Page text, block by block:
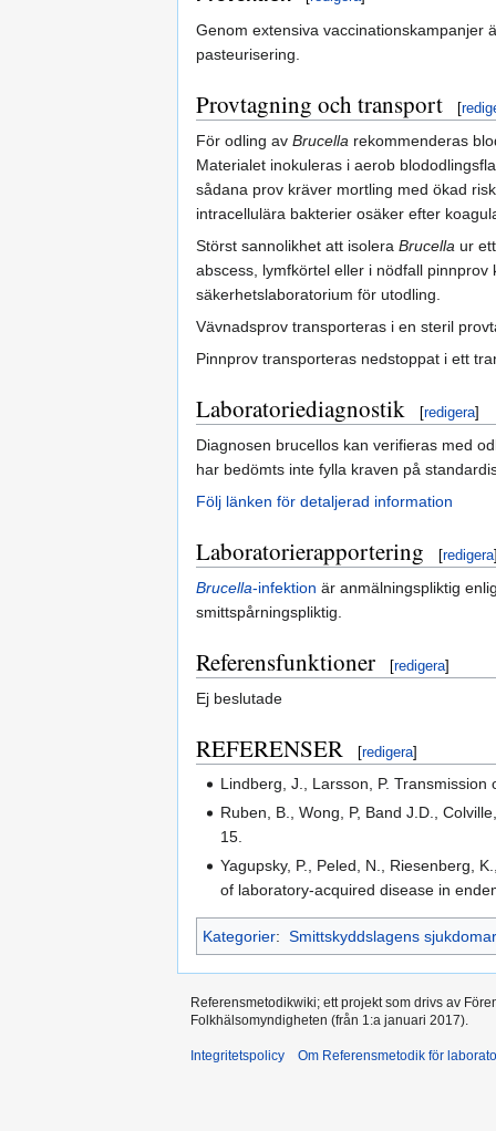
Genom extensiva
pasteurisering.
Provtagning och transport [
För odling av Brucella rekommenderas
Materialet inokuleras i aerob
sådana prov kräver mortling med ökad
intracellulära bakterier osäker efter
Störst sannolikhet att isolera Brucella ur
abscess, lymfkörtel eller i nödfall
säkerhetslaboratorium för utodling.
Vävnadsprov transporteras i en steril
Pinnprov transporteras nedstoppat i ett
Laboratoriediagnostik [redigera]
Diagnosen brucellos kan verifieras med
har bedömts inte fylla kraven på
Följ länken för detaljerad information
Laboratorierapportering [redigera
Brucella-infektion är anmälningspliktig
smittspårningspliktig.
Referensfunktioner [redigera]
Ej beslutade
REFERENSER [redigera]
Lindberg, J., Larsson, P. Transmission
Ruben, B., Wong, P, Band J.D.,
15.
Yagupsky, P., Peled, N., Riesenberg,
of laboratory-acquired disease in
Kategorier: Smittskyddslagens sjukdomar
Referensmetodikwiki; ett projekt som drivs av
Folkhälsomyndigheten (från 1:a januari 2017).
Integritetspolicy Om Referensmetodik för